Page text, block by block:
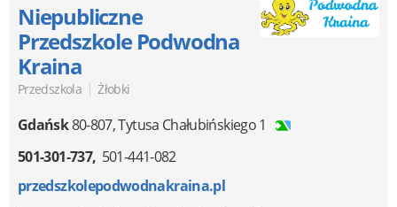
Niepubliczne
Przedszkole Podwodna
Kraina
Przedszkola | Żłobki
Gdańsk80-807,Tytusa Chałubińskiego 1
501-301-737 501-441-082
przedszkolepodwodnakraina.pl